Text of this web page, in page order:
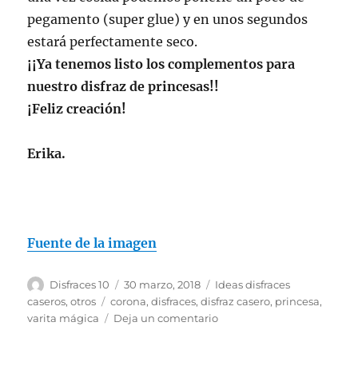
pegamento (super glue) y en unos segundos
estará perfectamente seco.
¡¡Ya tenemos listo los complementos para
nuestro disfraz de princesas!!
¡Feliz creación!
Erika.
Fuente de la imagen
Autor
Disfraces 10
Publicado
el
30 marzo, 2018 Categorías
Ideas disfraces
caseros,otros Etiquetas
corona,disfraces,disfraz casero, princesa,
varita mágica
Deja un comentarioen